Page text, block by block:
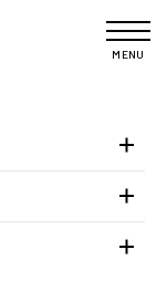
MENU